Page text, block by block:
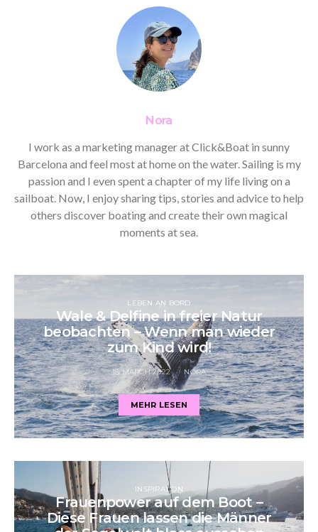
Nora
I work as a marketing manager at Click&Boat in sunny
Barcelona and feel most at home on the water. Sailing is my
passion and I even spent a chapter of my life living on a
sailboat. Now, I enjoy sharing tips, stories and advice to help
others discover boating and create their own magical
moments at sea.
LEBEN AN BORD
Wale & Delfine in freier Natur
beobachten – Wenn man wieder
zum Kind wird!
18 MARCH 2022 NORA
MEHR LESEN
INSPIRATION
Frauenpower auf dem Boot –
Diese Frauen lassen die Männer